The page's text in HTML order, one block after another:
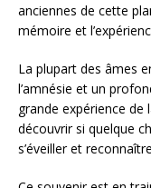
anciennes de cette
mémoire et
La plupart des âmes
l’amnésie et un
grande expérience
découvrir si quelque
s’éveiller et